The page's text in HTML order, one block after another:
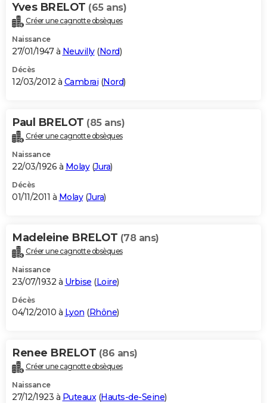
Yves BRELOT (65 ans)
Créer une cagnotte obsèques
Naissance
27/01/1947 à Neuvilly(Nord)
Décès
12/03/2012 à Cambrai (Nord)
Paul BRELOT (85 ans)
Créer une cagnotte obsèques
Naissance
22/03/1926 à Molay(Jura)
Décès
01/11/2011 à Molay(Jura)
Madeleine BRELOT (78 ans)
Créer une cagnotte obsèques
Naissance
23/07/1932 à Urbise (Loire)
Décès
04/12/2010 à Lyon (Rhône)
Renee BRELOT (86 ans)
Créer une cagnotte obsèques
Naissance
27/12/1923 à Puteaux(Hauts-de-Seine)